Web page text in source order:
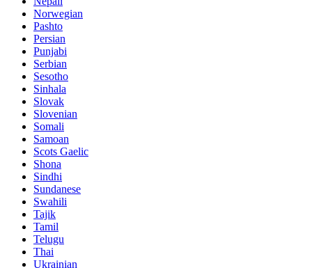
Norwegian
Pashto
Persian
Punjabi
Serbian
Sesotho
Sinhala
Slovak
Slovenian
Somali
Samoan
Scots Gaelic
Shona
Sindhi
Sundanese
Swahili
Tajik
Tamil
Telugu
Thai
Ukrainian